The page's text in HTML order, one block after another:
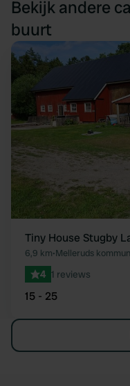
Bekijk andere
buurt
Tiny House Stugby
6,9 km•Melleruds
4 1 reviews
15 - 25